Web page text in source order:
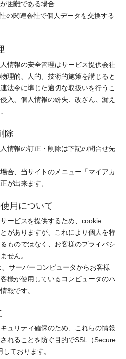
困難である場合
の関連会社で個人データを交換する
情報の安全管理はサービス提供会社
理的、人的、技術的施策を講じると
法令に準じた適切な取扱いを行うこ
入、個人情報の紛失、改ざん、漏え
除
情報の訂正・削除は下記の問合せ先
合、当サイトのメニュー「マイアカ
が出来ます。
用について
ービスを提供するため、cookie
がありますが、これにより個人を特
ものではなく、お客様のプライバシ
せん。
サーバーコンピュータからお客様
様が使用しているコンピュータのハ
報です。
ュリティ確保のため、これらの情報
れることを防ぐ目的でSSL（Secure
ております。